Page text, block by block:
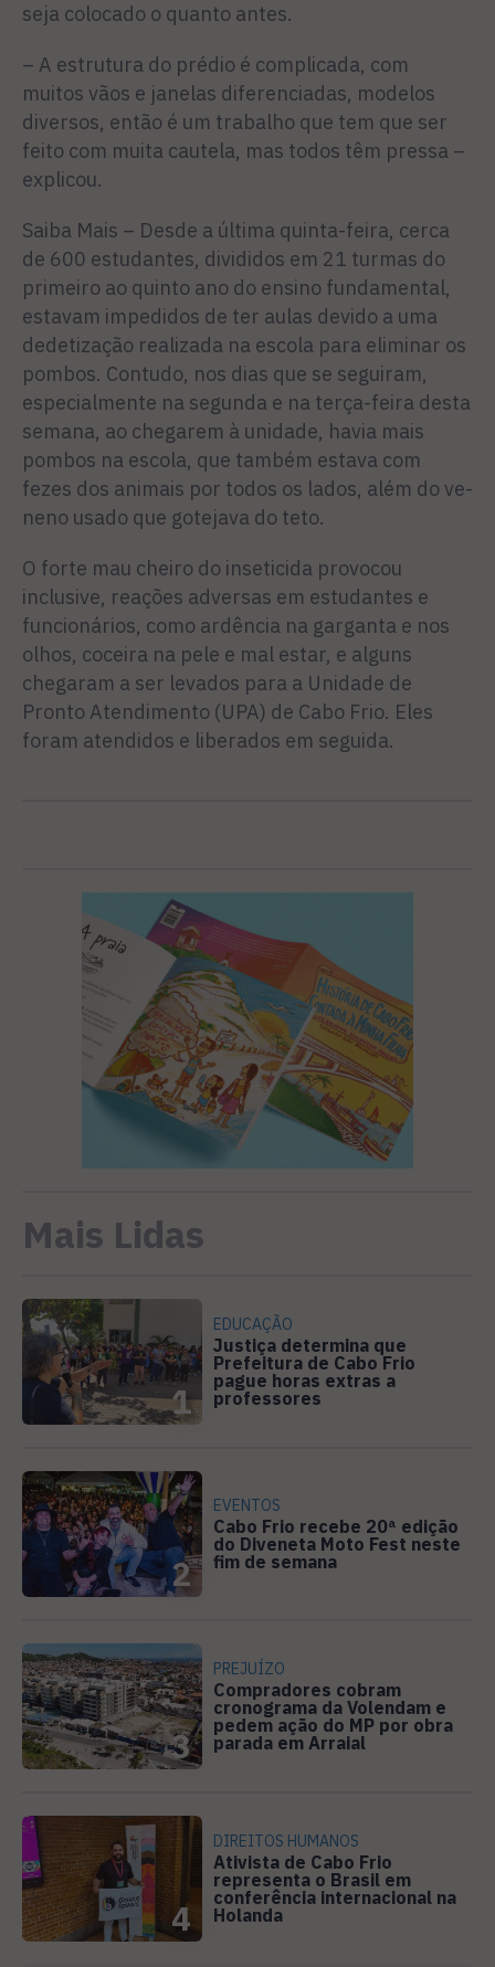
seja colocado o quanto antes.
– A estrutura do prédio é complicada, com
muitos vãos e janelas diferenciadas, modelos
diversos, então é um trabalho que tem que ser
feito com muita cautela, mas todos têm pressa –
explicou.
Saiba Mais – Desde a última quinta-feira, cerca
de 600 estu­dantes, divididos em 21 turmas do
primeiro ao quinto ano do ensino fundamental,
estavam impedidos de ter aulas devido a uma
dedetização realizada na escola para eliminar os
pombos. Contudo, nos dias que se segui­ram,
especialmente na segunda e na terça-feira desta
semana, ao chegarem à unidade, havia mais
pombos na escola, que também estava com
fezes dos animais por todos os lados, além do ve­
neno usado que gotejava do teto.
O forte mau cheiro do inse­ticida provocou
inclusive, rea­ções adversas em estudantes e
funcionários, como ardência na garganta e nos
olhos, coceira na pele e mal estar, e alguns
chega­ram a ser levados para a Unidade de
Pronto Atendimento (UPA) de Cabo Frio. Eles
foram atendi­dos e liberados em seguida.
Mais Lidas
1
EDUCAÇÃO
Justiça determina que
Prefeitura de Cabo Frio
pague horas extras a
professores
2
EVENTOS
Cabo Frio recebe 20ª edição
do Diveneta Moto Fest neste
fim de semana
3
PREJUÍZO
Compradores cobram
cronograma da Volendam e
pedem ação do MP por obra
parada em Arraial
4
DIREITOS HUMANOS
Ativista de Cabo Frio
representa o Brasil em
conferência internacional na
Holanda